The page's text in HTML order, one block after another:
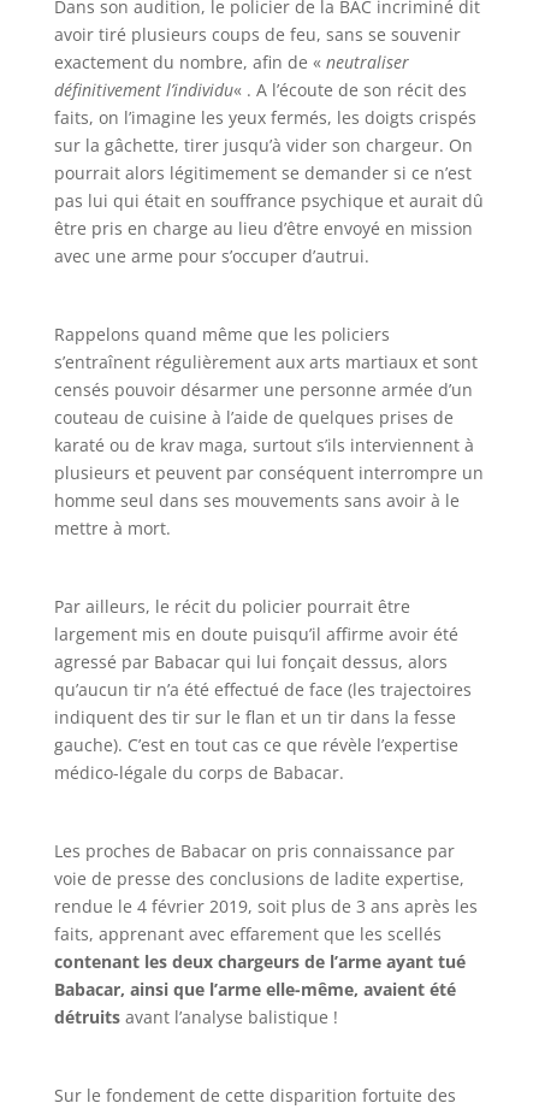
Dans son audition, le policier de la BAC incriminé dit
avoir tiré plusieurs coups de feu, sans se souvenir
exactement du nombre, afin de « neutraliser
définitivement l’individu« . A l’écoute de son récit des
faits, on l’imagine les yeux fermés, les doigts crispés
sur la gâchette, tirer jusqu’à vider son chargeur. On
pourrait alors légitimement se demander si ce n’est
pas lui qui était en souffrance psychique et aurait dû
être pris en charge au lieu d’être envoyé en mission
avec une arme pour s’occuper d’autrui.
Rappelons quand même que les policiers
s’entraînent régulièrement aux arts martiaux et sont
censés pouvoir désarmer une personne armée d’un
couteau de cuisine à l’aide de quelques prises de
karaté ou de krav maga, surtout s’ils interviennent à
plusieurs et peuvent par conséquent interrompre un
homme seul dans ses mouvements sans avoir à le
mettre à mort.
Par ailleurs, le récit du policier pourrait être
largement mis en doute puisqu’il affirme avoir été
agressé par Babacar qui lui fonçait dessus, alors
qu’aucun tir n’a été effectué de face (les trajectoires
indiquent des tir sur le flan et un tir dans la fesse
gauche). C’est en tout cas ce que révèle l’expertise
médico-légale du corps de Babacar.
Les proches de Babacar on pris connaissance par
voie de presse des conclusions de ladite expertise,
rendue le 4 février 2019, soit plus de 3 ans après les
faits, apprenant avec effarement que les scellés
contenant les deux chargeurs de l’arme ayant tué
Babacar, ainsi que l’arme elle-même, avaient été
détruitsavant l’analyse balistique !
Sur le fondement de cette disparition fortuite des